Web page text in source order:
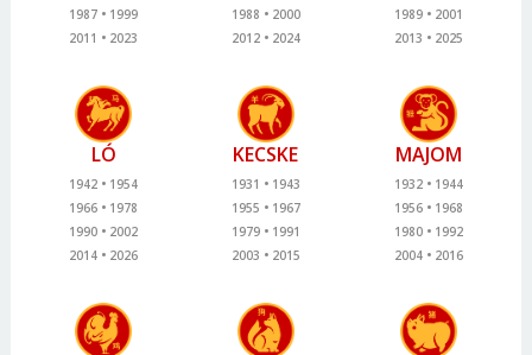
1987
1999
2011
2023
1988
2000
2012
2024
1989
2001
2013
2025
LÓ
1942
1954
1966
1978
1990
2002
2014
2026
KECSKE
1931
1943
1955
1967
1979
1991
2003
2015
MAJOM
1932
1944
1956
1968
1980
1992
2004
2016